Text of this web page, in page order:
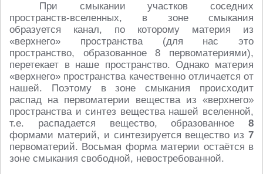
При смыкании участков соседних
пространств-вселенных, в зоне смыкания
образуется канал, по которому материя из
«верхнего» пространства (для нас это
пространство, образованное 8 первоматериями),
перетекает в наше пространство. Однако материя
«верхнего» пространства качественно отличается от
нашей. Поэтому в зоне смыкания происходит
распад на первоматерии вещества из «верхнего»
пространства и синтез вещества нашей вселенной,
т.е. распадается вещество, образованное 8
формами материй, и синтезируется вещество из 7
первоматерий. Восьмая форма материи остаётся в
зоне смыкания свободной, невостребованной.